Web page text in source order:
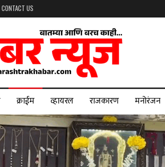
CONTACT US
क्राईम व्हायरल राजकारण मनोरंजन